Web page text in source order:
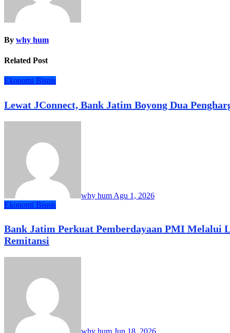
By why hum
Related Post
Ekonomi Bisnis
Lewat JConnect, Bank Jatim Boyong Dua
why hum Agu 1, 2026
Ekonomi Bisnis
Bank Jatim Perkuat Pemberdayaan PMI Melalui
Remitansi